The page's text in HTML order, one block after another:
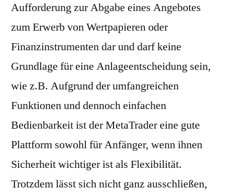
Aufforderung zur Abgabe eines Angebotes
zum Erwerb von Wertpapieren oder
Finanzinstrumenten dar und darf keine
Grundlage für eine Anlageentscheidung sein,
wie z.B. Aufgrund der umfangreichen
Funktionen und dennoch einfachen
Bedienbarkeit ist der MetaTrader eine gute
Plattform sowohl für Anfänger, wenn ihnen
Sicherheit wichtiger ist als Flexibilität.
Trotzdem lässt sich nicht ganz ausschließen,